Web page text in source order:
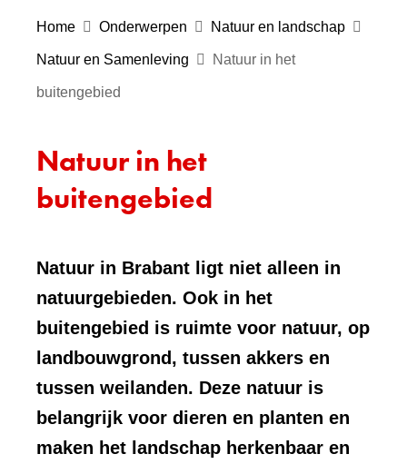
Home Onderwerpen Natuur en landschap
Natuur en Samenleving Natuur in het
buitengebied
Natuur in het
buitengebied
Natuur in Brabant ligt niet alleen in
natuurgebieden. Ook in het
buitengebied is ruimte voor natuur, op
landbouwgrond, tussen akkers en
tussen weilanden. Deze natuur is
belangrijk voor dieren en planten en
maken het landschap herkenbaar en